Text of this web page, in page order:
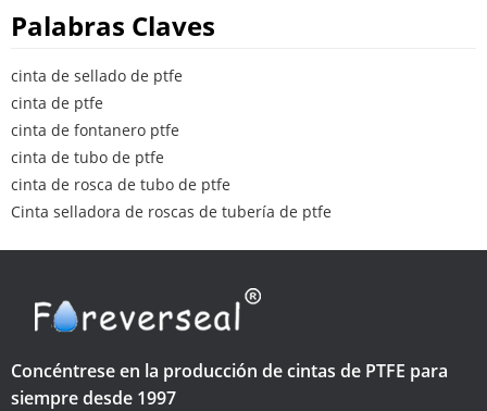
Palabras Claves
cinta de sellado de ptfe
cinta de ptfe
cinta de fontanero ptfe
cinta de tubo de ptfe
cinta de rosca de tubo de ptfe
Cinta selladora de roscas de tubería de ptfe
Concéntrese en la producción de cintas de PTFE para
siempre desde 1997